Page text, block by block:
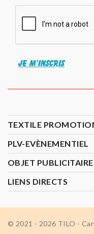
JE M'INSCRIS
TEXTILE
PLV-EVÈNEMENTIEL
OBJET PUBLICITAIRE
LIENS DIRECTS
© 2021 - 2026 TILO -